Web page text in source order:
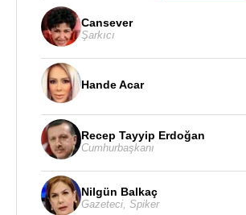
Cansever
Şarkıcı
Hande Acar
Recep Tayyip Erdoğan
Cumhurbaşkanı
Nilgün Balkaç
Gazeteci Spiker